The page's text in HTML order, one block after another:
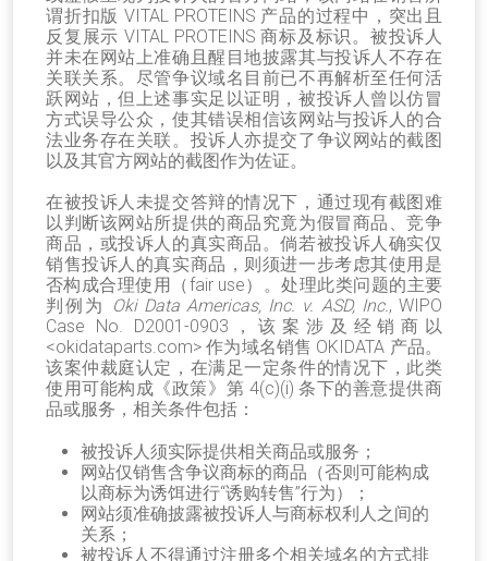
谓折扣版 VITAL PROTEINS 产品的过程中，突出且
反复展示 VITAL PROTEINS 商标及标识。被投诉人
并未在网站上准确且醒目地披露其与投诉人不存在
关联关系。尽管争议域名目前已不再解析至任何活
跃网站，但上述事实足以证明，被投诉人曾以仿冒
方式误导公众，使其错误相信该网站与投诉人的合
法业务存在关联。投诉人亦提交了争议网站的截图
以及其官方网站的截图作为佐证。
在被投诉人未提交答辩的情况下，通过现有截图难
以判断该网站所提供的商品究竟为假冒商品、竞争
商品，或投诉人的真实商品。倘若被投诉人确实仅
销售投诉人的真实商品，则须进一步考虑其使用是
否构成合理使用（fair use）。处理此类问题的主要
判例为
Oki Data Americas, Inc. v. ASD, Inc., WIPO
Case No. D2001-0903，该案涉及经销商以
<okidataparts.com> 作为域名销售 OKIDATA 产品。
该案仲裁庭认定，在满足一定条件的情况下，此类
使用可能构成《政策》第 4(c)(i) 条下的善意提供商
品或服务，相关条件包括：
被投诉人须实际提供相关商品或服务；
网站仅销售含争议商标的商品（否则可能构成
以商标为诱饵进行“诱购转售”行为）；
网站须准确披露被投诉人与商标权利人之间的
关系；
被投诉人不得通过注册多个相关域名的方式排